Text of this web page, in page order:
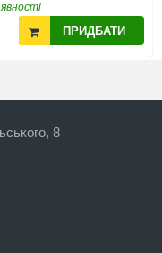
ПРИДБАТИ
8